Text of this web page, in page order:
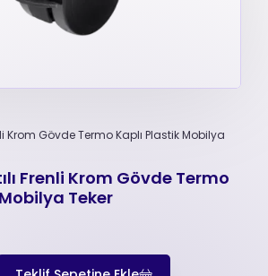
Krom Gövde Termo Kaplı Plastik Mobilya
Frenli Krom Gövde Termo
Teker